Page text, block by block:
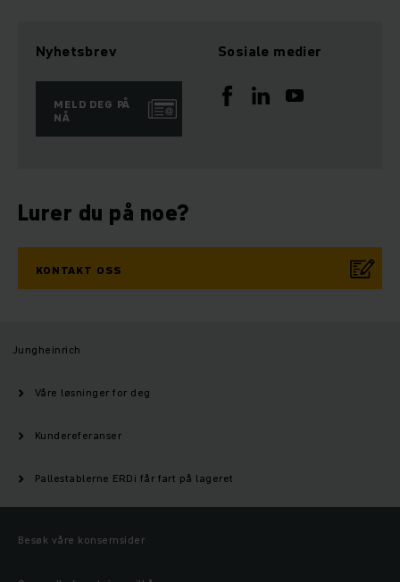
Nyhetsbrev
MELD DEG PÅ
NÅ
Sosiale medier
Lurer du på noe?
KONTAKT OSS
Jungheinrich
Våre løsninger for deg
Kundereferanser
Pallestablerne ERDi får fart på lageret
Besøk våre konsernsider